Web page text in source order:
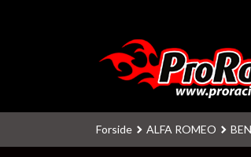
Forside ALFA ROMEO